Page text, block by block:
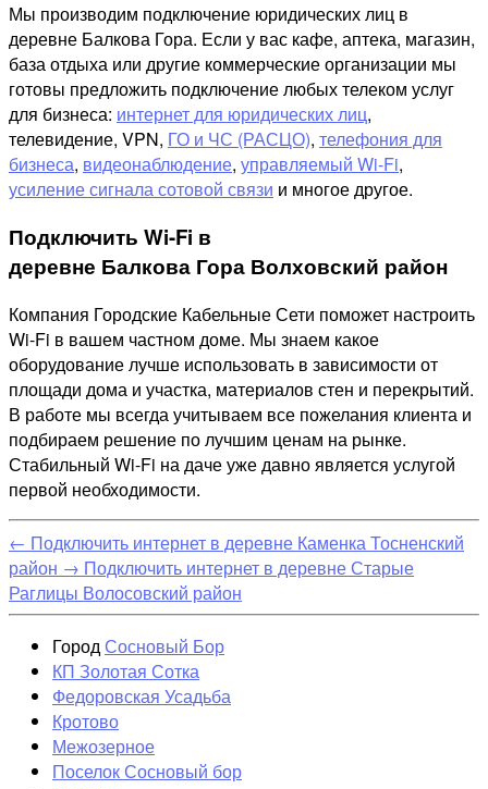
Мы производим подключение юридических лиц в
деревне Балкова Гора. Если у вас кафе, аптека, магазин,
база отдыха или другие коммерческие организации мы
готовы предложить подключение любых телеком услуг
для бизнеса: интернет для юридических лиц,
телевидение, VPN, ГО и ЧС (РАСЦО), телефония для
бизнеса, видеонаблюдение, управляемый Wi-Fi,
усиление сигнала сотовой связи и многое другое.
Подключить Wi-Fi в
деревне Балкова Гора Волховский район
Компания Городские Кабельные Сети поможет настроить
Wi-Fi в вашем частном доме. Мы знаем какое
оборудование лучше использовать в зависимости от
площади дома и участка, материалов стен и перекрытий.
В работе мы всегда учитываем все пожелания клиента и
подбираем решение по лучшим ценам на рынке.
Стабильный Wi-Fi на даче уже давно является услугой
первой необходимости.
← Подключить интернет в деревне Каменка Тосненский
район → Подключить интернет в деревне Старые
Раглицы Волосовский район
ГородСосновый Бор
КП Золотая Сотка
Федоровская Усадьба
Кротово
Межозерное
Поселок Сосновый бор